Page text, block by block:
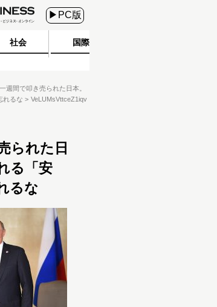
▶PC版
社会 国際
週間で叩き売られた日本。
れるな
VeLUMsVttceZ1iqv
られた日
る「安
るな